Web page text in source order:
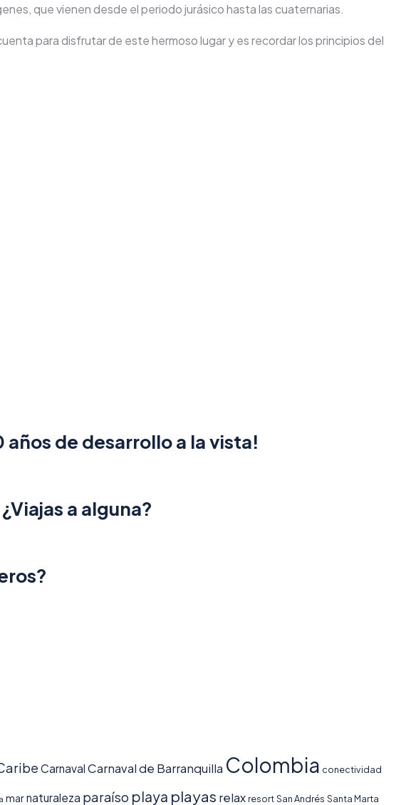
que vienen desde el periodo jurásico hasta las cuaternarias.
para disfrutar de este hermoso lugar y es recordar los principios del
de desarrollo a la vista!
a alguna?
Carnaval Carnaval de Barranquilla Colombia conectividad
marnaturaleza paraíso playa playas relax resortSan Andrés Santa Marta